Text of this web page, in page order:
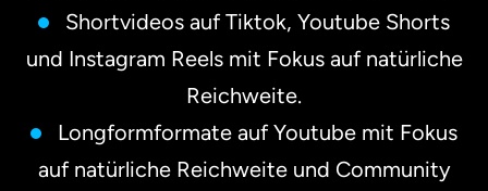
Shortvideos auf Tiktok, Youtube Shorts
und Instagram Reels mit Fokus auf natürliche
Reichweite.
Longformformate auf Youtube mit Fokus
auf natürliche Reichweite und Community